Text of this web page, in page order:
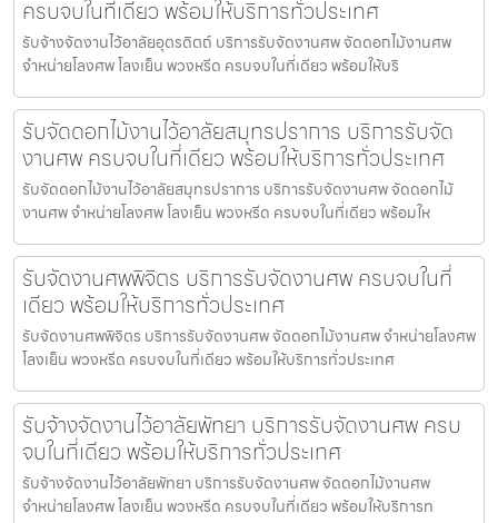
ครบจบในที่เดียว พร้อมให้บริการทั่วประเทศ
รับจ้างจัดงานไว้อาลัยอุตรดิตถ์ บริการรับจัดงานศพ จัดดอกไม้งานศพ
จำหน่ายโลงศพ โลงเย็น พวงหรีด ครบจบในที่เดียว พร้อมให้บริ
รับจัดดอกไม้งานไว้อาลัยสมุทรปราการ บริการรับจัด
งานศพ ครบจบในที่เดียว พร้อมให้บริการทั่วประเทศ
รับจัดดอกไม้งานไว้อาลัยสมุทรปราการ บริการรับจัดงานศพ จัดดอกไม้
งานศพ จำหน่ายโลงศพ โลงเย็น พวงหรีด ครบจบในที่เดียว พร้อมให
รับจัดงานศพพิจิตร บริการรับจัดงานศพ ครบจบในที่
เดียว พร้อมให้บริการทั่วประเทศ
รับจัดงานศพพิจิตร บริการรับจัดงานศพ จัดดอกไม้งานศพ จำหน่ายโลงศพ
โลงเย็น พวงหรีด ครบจบในที่เดียว พร้อมให้บริการทั่วประเทศ
รับจ้างจัดงานไว้อาลัยพัทยา บริการรับจัดงานศพ ครบ
จบในที่เดียว พร้อมให้บริการทั่วประเทศ
รับจ้างจัดงานไว้อาลัยพัทยา บริการรับจัดงานศพ จัดดอกไม้งานศพ
จำหน่ายโลงศพ โลงเย็น พวงหรีด ครบจบในที่เดียว พร้อมให้บริการท